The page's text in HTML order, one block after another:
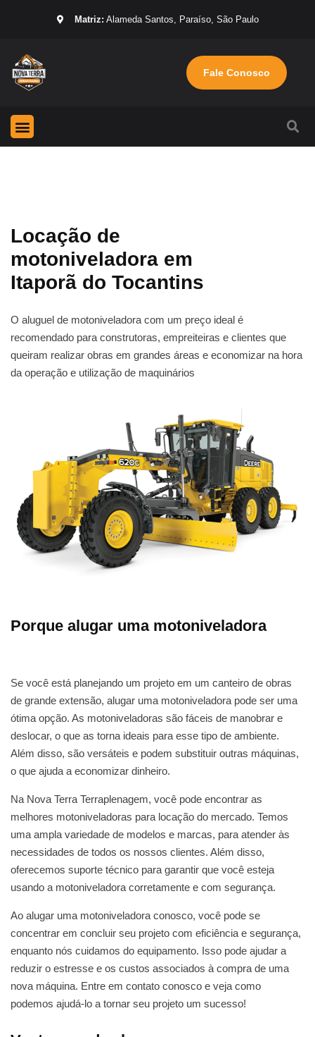
Matriz: Alameda Santos, Paraíso, São Paulo
Fale Conosco
Locação de
motoniveladora em
Itaporã do Tocantins
O aluguel de motoniveladora com um preço ideal é
recomendado para construtoras, empreiteiras e clientes que
queiram realizar obras em grandes áreas e economizar na hora
da operação e utilização de maquinários
Porque alugar uma motoniveladora
Se você está planejando um projeto em um canteiro de obras
de grande extensão, alugar uma motoniveladora pode ser uma
ótima opção. As motoniveladoras são fáceis de manobrar e
deslocar, o que as torna ideais para esse tipo de ambiente.
Além disso, são versáteis e podem substituir outras máquinas,
o que ajuda a economizar dinheiro.
Na Nova Terra Terraplenagem, você pode encontrar as
melhores motoniveladoras para locação do mercado. Temos
uma ampla variedade de modelos e marcas, para atender às
necessidades de todos os nossos clientes. Além disso,
oferecemos suporte técnico para garantir que você esteja
usando a motoniveladora corretamente e com segurança.
Ao alugar uma motoniveladora conosco, você pode se
concentrar em concluir seu projeto com eficiência e segurança,
enquanto nós cuidamos do equipamento. Isso pode ajudar a
reduzir o estresse e os custos associados à compra de uma
nova máquina. Entre em contato conosco e veja como
podemos ajudá-lo a tornar seu projeto um sucesso!